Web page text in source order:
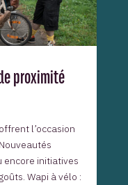
proximité
l’occasion
encore initiatives
Wapi à vélo :